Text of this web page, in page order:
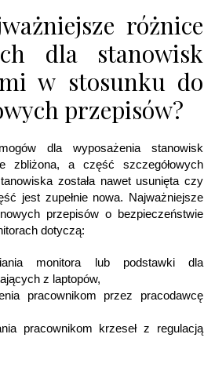
różnice
dla stanowisk
w stosunku do
przepisów?
dla wyposażenia stanowisk
zbliżona, a część szczegółowych
została nawet usunięta czy
jest zupełnie nowa. Najważniejsze
przepisów o bezpieczeństwie
dotyczą:
monitora lub podstawki dla
z laptopów,
pracownikom przez pracodawcę
pracownikom krzeseł z regulacją